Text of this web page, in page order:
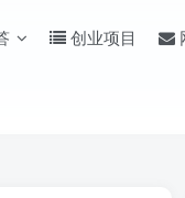
创业项目